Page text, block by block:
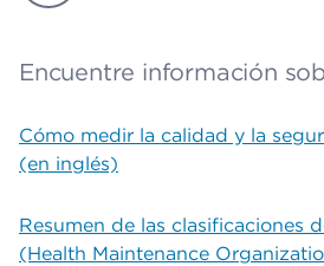
Encuentre información
Cómo medir la calidad y la
(en inglés)
Resumen de las clasificaciones
(Health Maintenance